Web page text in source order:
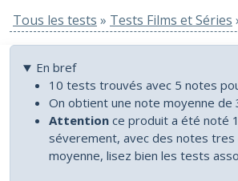
Tous les tests » Tests Films et Séries
En bref
10 tests trouvés avec 5 notes
On obtient une note moyenne
Attention ce produit a été noté
séverement, avec des notes tres
moyenne, lisez bien les tests